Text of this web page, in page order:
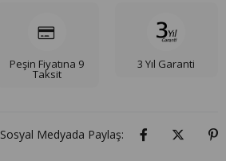
Peşin Fiyatına 9
Taksit
3 Yıl Garanti
Sosyal Medyada Paylaş: